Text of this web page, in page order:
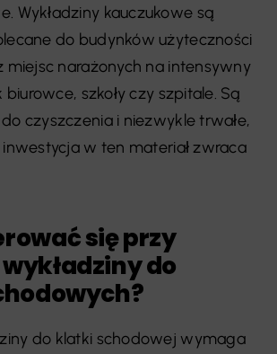
Wykładziny kauczukowe są
do budynków użyteczności
miejsc narażonych na intensywny
szkoły czy szpitale. Są
czyszczenia i niezwykle trwałe,
w ten materiał zwraca
się przy
do
do klatki schodowej wymaga